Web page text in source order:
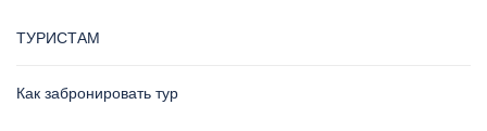
ТУРИСТАМ
Как забронировать тур